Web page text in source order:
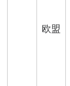
欧盟